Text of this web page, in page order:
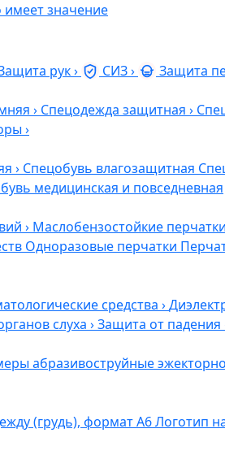
имеет значение
рук› СИЗ› Защита
› Спецодежда защитная ›
›
› Спецобувь влагозащитная
медицинская и повседневная
› Маслобензостойкие перчатки
Одноразовые перчатки
средства ›
слуха ›Защита от падения
абразивоструйные
(грудь), формат А6Логотип